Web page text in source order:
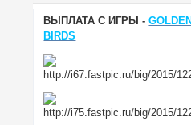
ВЫПЛАТА С ИГРЫ -
BIRDS